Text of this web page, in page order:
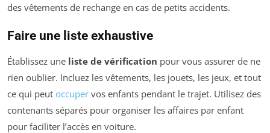
des vêtements de rechange en cas de petits accidents.
Faire une liste exhaustive
Établissez une liste de vérification pour vous assurer de ne
rien oublier. Incluez les vêtements, les jouets, les jeux, et tout
ce qui peut occuper vos enfants pendant le trajet. Utilisez des
contenants séparés pour organiser les affaires par enfant
pour faciliter l’accès en voiture.